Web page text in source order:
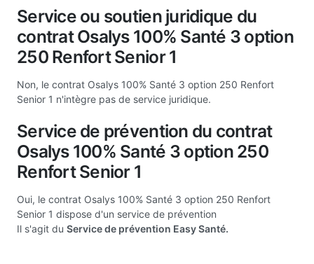
Service ou soutien juridique du
contrat Osalys 100% Santé 3 option
250 Renfort Senior 1
Non, le contrat Osalys 100% Santé 3 option 250 Renfort
Senior 1 n'intègre pas de service juridique.
Service de prévention du contrat
Osalys 100% Santé 3 option 250
Renfort Senior 1
Oui, le contrat Osalys 100% Santé 3 option 250 Renfort
Senior 1 dispose d'un service de prévention
Il s'agit du Service de prévention Easy Santé.